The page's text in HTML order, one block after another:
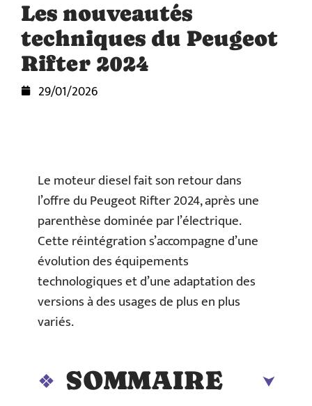
Les nouveautés
techniques du Peugeot
Rifter 2024
29/01/2026
Le moteur diesel fait son retour dans
l’offre du Peugeot Rifter 2024, après une
parenthèse dominée par l’électrique.
Cette réintégration s’accompagne d’une
évolution des équipements
technologiques et d’une adaptation des
versions à des usages de plus en plus
variés.
SOMMAIRE